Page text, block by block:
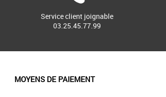
Service client joignable
03.25.45.77.99
MOYENS DE PAIEMENT